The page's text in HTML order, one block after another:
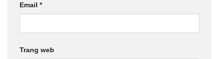
Email *
Trang web